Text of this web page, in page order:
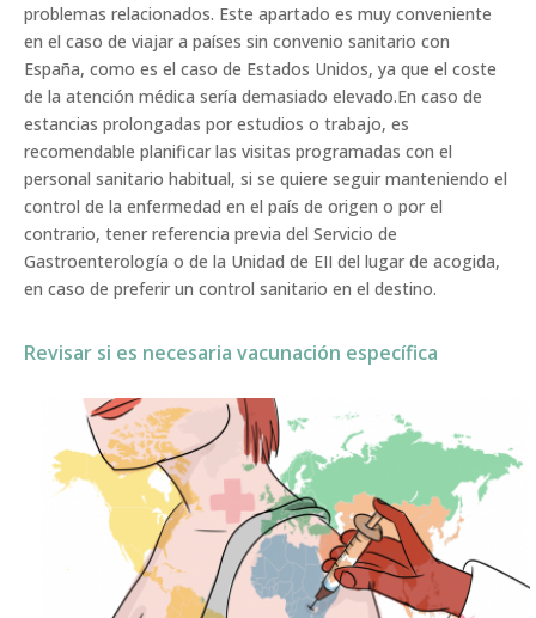
problemas relacionados. Este apartado es muy conveniente
en el caso de viajar a países sin convenio sanitario con
España, como es el caso de Estados Unidos, ya que el coste
de la atención médica sería demasiado elevado.En caso de
estancias prolongadas por estudios o trabajo, es
recomendable planificar las visitas programadas con el
personal sanitario habitual, si se quiere seguir manteniendo el
control de la enfermedad en el país de origen o por el
contrario, tener referencia previa del Servicio de
Gastroenterología o de la Unidad de EII del lugar de acogida,
en caso de preferir un control sanitario en el destino.
Revisar si es necesaria vacunación específica